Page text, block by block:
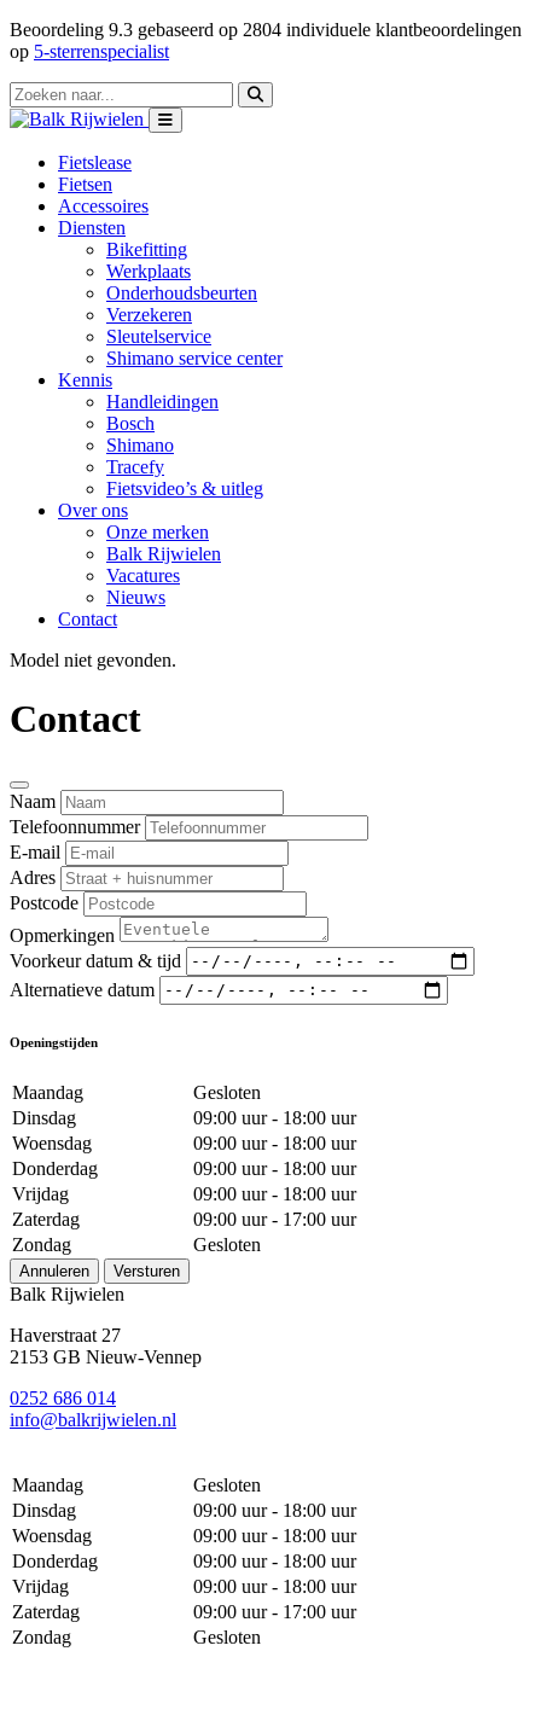
Beoordeling 9.3 gebaseerd op 2804 individuele klantbeoordelingen
op 5-sterrenspecialist
Fietslease
Fietsen
Accessoires
Diensten
Bikefitting
Werkplaats
Onderhoudsbeurten
Verzekeren
Sleutelservice
Shimano service center
Kennis
Handleidingen
Bosch
Shimano
Tracefy
Fietsvideo’s & uitleg
Over ons
Onze merken
Balk Rijwielen
Vacatures
Nieuws
Contact
Model niet gevonden.
Contact
Naam
Telefoonnummer
E-mail
Adres
Postcode
Opmerkingen
Voorkeur datum & tijd
Alternatieve datum
Openingstijden
Maandag
Gesloten
Dinsdag
09:00 uur - 18:00 uur
Woensdag
09:00 uur - 18:00 uur
Donderdag
09:00 uur - 18:00 uur
Vrijdag
09:00 uur - 18:00 uur
Zaterdag
09:00 uur - 17:00 uur
Zondag
Gesloten
Annuleren Versturen
Balk Rijwielen
Haverstraat 27
2153 GB Nieuw-Vennep
0252 686 014
info@balkrijwielen.nl
Maandag
Gesloten
Dinsdag
09:00 uur - 18:00 uur
Woensdag
09:00 uur - 18:00 uur
Donderdag
09:00 uur - 18:00 uur
Vrijdag
09:00 uur - 18:00 uur
Zaterdag
09:00 uur - 17:00 uur
Zondag
Gesloten